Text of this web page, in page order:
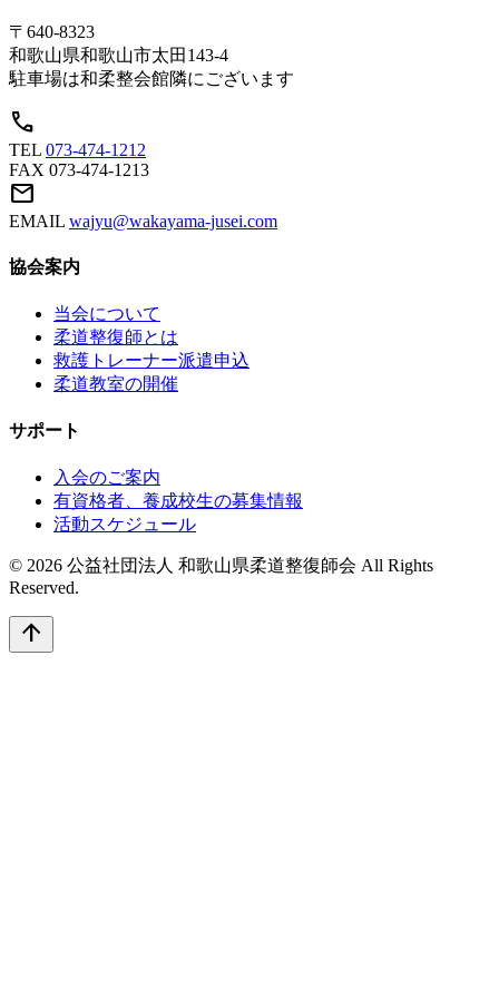
〒640-8323
和歌山県和歌山市太田143-4
駐車場は和柔整会館隣にございます
call
TEL 073-474-1212
FAX 073-474-1213
mail
EMAIL wajyu@wakayama-jusei.com
協会案内
当会について
柔道整復師とは
救護トレーナー派遣申込
柔道教室の開催
サポート
入会のご案内
有資格者、養成校生の募集情報
活動スケジュール
© 2026 公益社団法人 和歌山県柔道整復師会 All Rights
Reserved.
arrow_upward